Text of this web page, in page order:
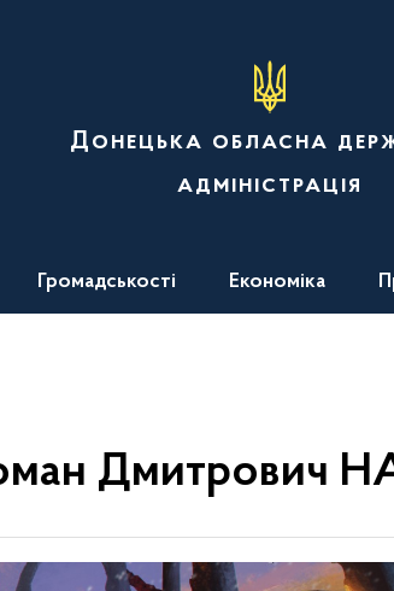
Донецька обласна
адміністрація
Громадськості Економіка
Дмитрович